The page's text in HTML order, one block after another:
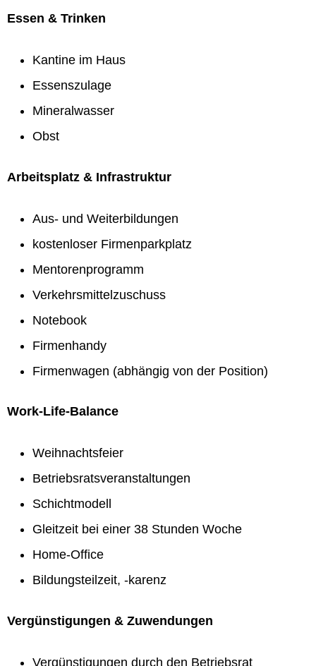
Essen & Trinken
Kantine im Haus
Essenszulage
Mineralwasser
Obst
Arbeitsplatz & Infrastruktur
Aus- und Weiterbildungen
kostenloser Firmenparkplatz
Mentorenprogramm
Verkehrsmittelzuschuss
Notebook
Firmenhandy
Firmenwagen (abhängig von der Position)
Work-Life-Balance
Weihnachtsfeier
Betriebsratsveranstaltungen
Schichtmodell
Gleitzeit bei einer 38 Stunden Woche
Home-Office
Bildungsteilzeit, -karenz
Vergünstigungen & Zuwendungen
Vergünstigungen durch den Betriebsrat